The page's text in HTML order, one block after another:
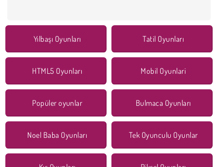
Yılbaşı Oyunları Tatil Oyunları
HTML5 Oyunları Mobil Oyunlari
Popüler oyunlar Bulmaca Oyunları
Noel Baba Oyunları Tek Oyunculu Oyunlar